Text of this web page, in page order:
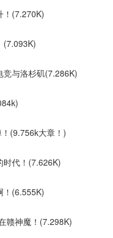
！(7.270K)
(7.093K)
竞与洛杉矶(7.286K)
(9.756k大章！)
时代！(7.626K)
！(6.555K)
赣神魔！(7.298K)